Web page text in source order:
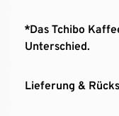
*Das Tchibo
Unterschied.
Lieferung &